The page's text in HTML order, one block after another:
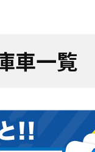
車一覧